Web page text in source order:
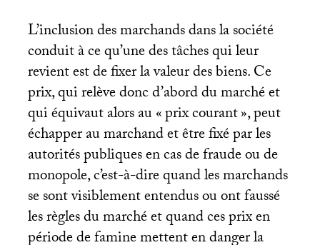
L’inclusion des marchands dans la société
conduit à ce qu’une des tâches qui leur
revient est de fixer la valeur des biens. Ce
prix, qui relève donc d’abord du marché et
qui équivaut alors au «prix courant», peut
échapper au marchand et être fixé par les
autorités publiques en cas de fraude ou de
monopole, c’est-à-dire quand les marchands
se sont visiblement entendus ou ont faussé
les règles du marché et quand ces prix en
période de famine mettent en danger la